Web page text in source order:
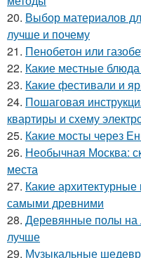
20. Выбор материалов
лучше и почему
21. Пенобетон или
22. Какие местные
23. Какие фестивали и
24. Пошаговая
квартиры и схему
25. Какие мосты через
26. Необычная Москва:
места
27. Какие
самыми древними
28. Деревянные полы на
лучше
29. Музыкальные